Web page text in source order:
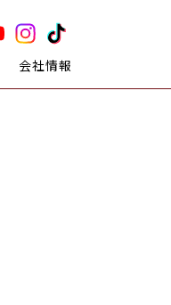
会社情報
会社概要
企業理念
私たちのコレカラ